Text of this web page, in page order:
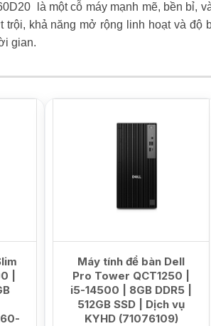
là một cỗ máy mạnh mẽ, bền bỉ,
khả năng mở rộng linh hoạt và độ
gian.
|
Máy tính để bàn Dell
Pro Tower QCT1250 |
i5-14500 | 8GB DDR5 |
512GB SSD | Dịch vụ
KYHD (71076109)